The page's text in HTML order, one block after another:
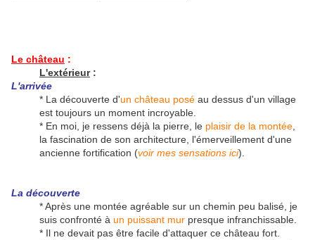
Le château :
L'extérieur:
L'arrivée
* La découverte d'un château posé au dessus d'un village
est toujours un moment incroyable.
* En moi, je ressens déjà la pierre, le plaisir de la montée
la fascination de son architecture, l'émerveillement d'une
ancienne fortification (voir mes sensations ici).
La découverte
* Après une montée agréable sur un chemin peu balisé, je
suis confronté à un puissant mur presque infranchissable.
* Il ne devait pas être facile d'attaquer ce château fort.